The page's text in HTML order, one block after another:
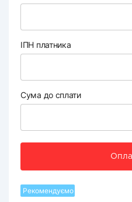
ІПН платника
Сума до сплати
Рекомендуємо